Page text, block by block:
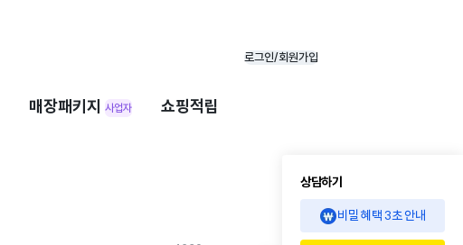
로그인/회원가입
매장패키지 사업자 쇼핑적립
상담하기
비밀 혜택 3초 안내